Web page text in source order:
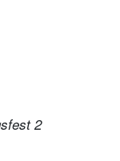
2